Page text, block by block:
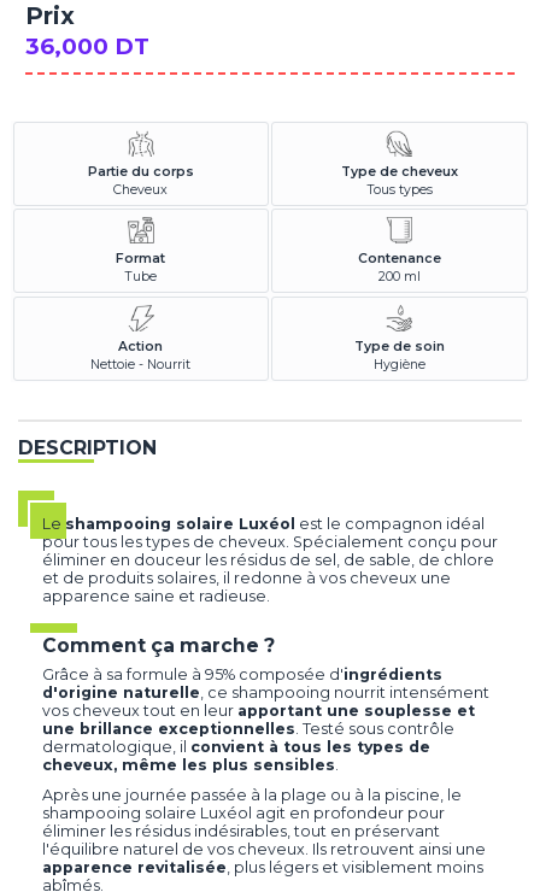
Prix
36,000 DT
Partie du corps
Cheveux
Type de cheveux
Tous types
Format
Tube
Contenance
200 ml
Action
Nettoie - Nourrit
Type de soin
Hygiène
DESCRIPTION
Le shampooing solaire Luxéol est le compagnon idéal
pour tous les types de cheveux. Spécialement conçu pour
éliminer en douceur les résidus de sel, de sable, de chlore
et de produits solaires, il redonne à vos cheveux une
apparence saine et radieuse.
Comment ça marche ?
Grâce à sa formule à 95% composée d'ingrédients
d'origine naturelle , ce shampooing nourrit intensément
vos cheveux tout en leur apportant une souplesse et
une brillance exceptionnelles . Testé sous contrôle
dermatologique, il convient à tous les types de
cheveux, même les plus sensibles
Après une journée passée à la plage ou à la piscine, le
shampooing solaire Luxéol agit en profondeur pour
éliminer les résidus indésirables, tout en préservant
l'équilibre naturel de vos cheveux. Ils retrouvent ainsi une
apparence revitalisée , plus légers et visiblement moins
abîmés.